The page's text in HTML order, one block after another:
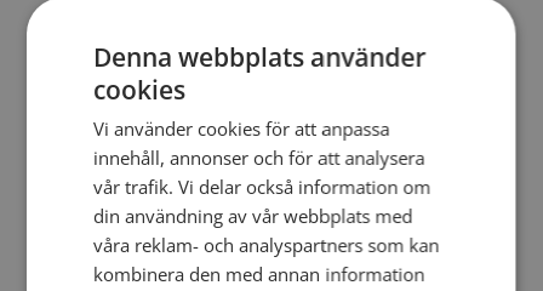
Mötesplatsen kan du blir medlem och söka bland tusentals
Läs mer
Steg 1 - Bli medlem & skapa en presentation
Steg 2 - Så här fungerar våra sökfunktioner
Steg 3 - Tips på hur du tar kontakt
Dejta säkert
Denna webbplats använder
cookies
Vi använder cookies för att anpassa
innehåll, annonser och för att analysera
vår trafik. Vi delar också information om
din användning av vår webbplats med
våra reklam- och analyspartners som kan
kombinera den med annan information